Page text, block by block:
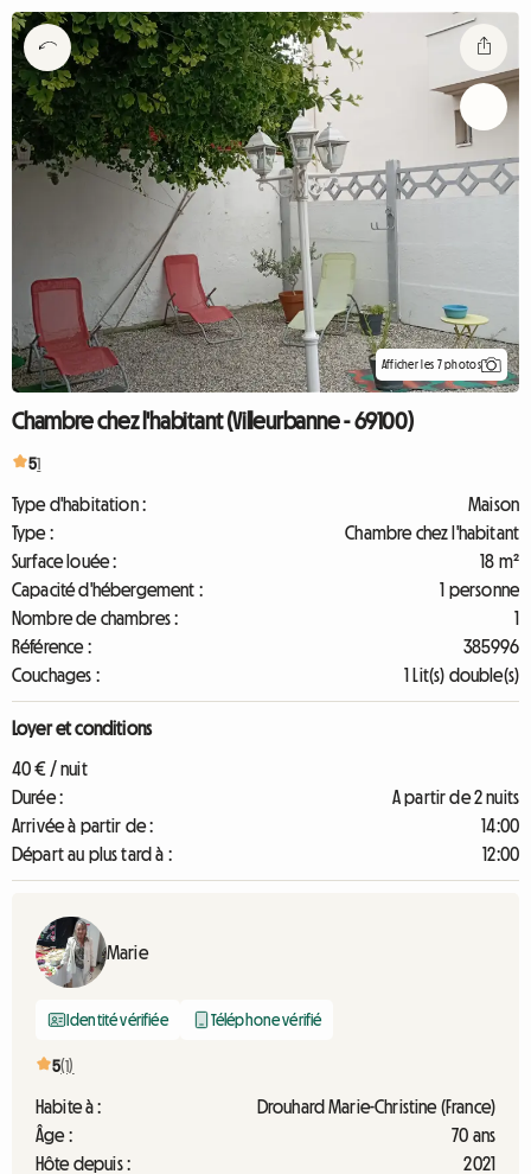
Afficher les 7 photos
Chambre chez l'habitant (Villeurbanne - 69100)
51
Type d'habitation :
Maison
Type :
Chambre chez l'habitant
Surface louée :
18 m²
Capacité d'hébergement :
1 personne
Nombre de chambres :
1
Référence :
385996
Couchages :
1 Lit(s) double(s)
Loyer et conditions
40 € / nuit
Durée :
A partir de 2 nuits
Arrivée à partir de :
14:00
Départ au plus tard à :
12:00
Marie
Identité vérifiée Téléphone vérifié
5(1)
Habite à :
Drouhard Marie-Christine (France)
Âge :
70 ans
Hôte depuis :
2021